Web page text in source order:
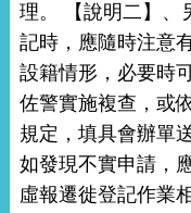
理。 【說明二】、
記時，應隨時注意
設籍情形，必要時
佐警實施複查，或
規定，填具會辦單
如發現不實申請，
虛報遷徙登記作業